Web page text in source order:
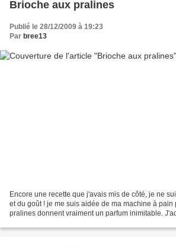
Brioche aux pralines
Publié le 28/12/2009 à 19:23
Par bree13
Encore une recette que j'avais mis de côté, je ne
et du goût ! je me suis aidée de ma machine à pain
pralines donnent vraiment un parfum inimitable.